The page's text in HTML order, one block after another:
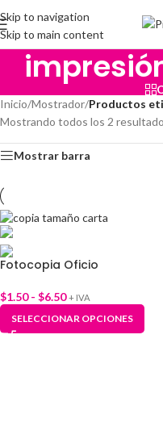
Skip to navigation
Skip to main content
Inicio/Mostrador/Productos
Mostrando todos los 2
Mostrar barra
Fotocopia Oficio
$1.50 - $6.50 + IVA
SELECCIONAR OPCIONES